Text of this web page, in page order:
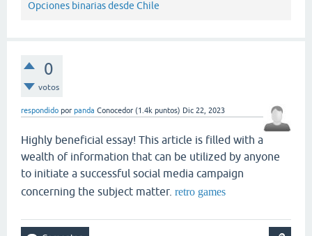
Opciones binarias desde Chile
0
votos
respondido por panda Conocedor (1.4k puntos) Dic 22, 2023
Highly beneficial essay! This article is filled with a
wealth of information that can be utilized by anyone
to initiate a successful social media campaign
concerning the subject matter. retro games